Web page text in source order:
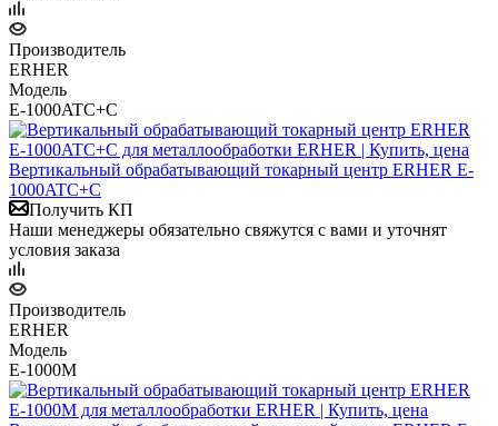
Производитель
ERHER
Модель
E-1000ATC+С
Вертикальный обрабатывающий токарный центр ERHER E-
1000ATC+С
Получить КП
Наши менеджеры обязательно свяжутся с вами и уточнят
условия заказа
Производитель
ERHER
Модель
E-1000М